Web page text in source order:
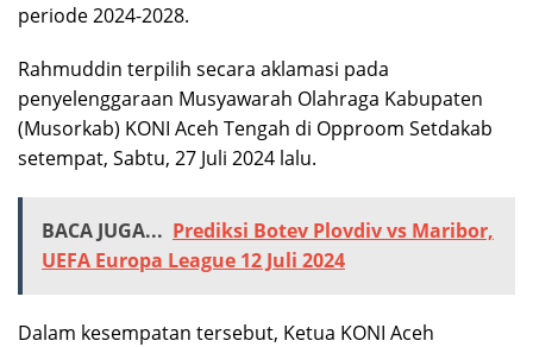
periode 2024-2028.
Rahmuddin terpilih secara aklamasi pada
penyelenggaraan Musyawarah Olahraga Kabupaten
(Musorkab) KONI Aceh Tengah di Opproom Setdakab
setempat, Sabtu, 27 Juli 2024 lalu.
BACA JUGA... Prediksi Botev Plovdiv vs Maribor,
UEFA Europa League 12 Juli 2024
Dalam kesempatan tersebut, Ketua KONI Aceh